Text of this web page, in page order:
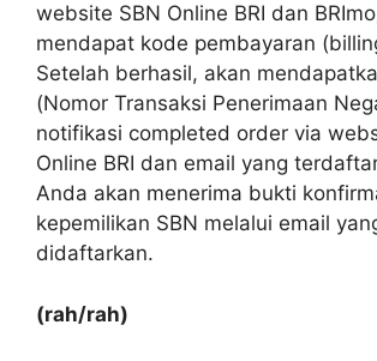
website SBN Online BRI dan
mendapat kode pembayaran
Setelah berhasil, akan
(Nomor Transaksi Penerimaan
notifikasi completed order via
Online BRI dan email yang
Anda akan menerima bukti
kepemilikan SBN melalui email
didaftarkan.
(rah/rah)